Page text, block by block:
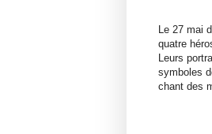
Le 27 mai
quatre
Leurs
symboles
chant des